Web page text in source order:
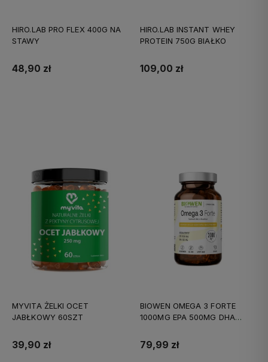
HIRO.LAB PRO FLEX 400G NA
STAWY
48,90 zł
HIRO.LAB INSTANT WHEY
PROTEIN 750G BIAŁKO
109,00 zł
MYVITA ŻELKI OCET
JABŁKOWY 60SZT
39,90 zł
BIOWEN OMEGA 3 FORTE
1000MG EPA 500MG DHA
79,99 zł